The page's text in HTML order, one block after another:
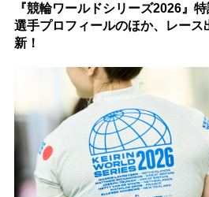
『競輪ワールドシリーズ2026』
選手プロフィールのほか、レース
新！